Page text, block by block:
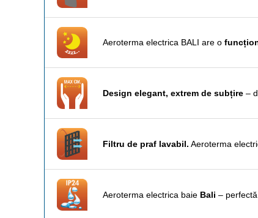
Aeroterma electrica BALI are o
Design elegant, extrem de subțire –
Filtru de praf lavabil. Aeroterma
Aeroterma electrica baie Bali –